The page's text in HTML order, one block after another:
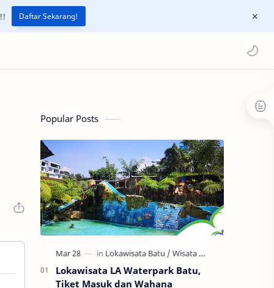
Daftar Sekarang!
Popular Posts
Lokawisata LA Waterpark Batu,
Tiket Masuk dan Wahana